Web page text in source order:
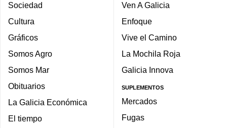
Sociedad
Cultura
Gráficos
Somos Agro
Somos Mar
Obituarios
La Galicia Económica
El tiempo
Ven A Galicia
Enfoque
Vive el Camino
La Mochila Roja
Galicia Innova
SUPLEMENTOS
Mercados
Fugas